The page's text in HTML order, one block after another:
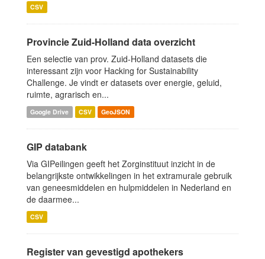
CSV
Provincie Zuid-Holland data overzicht
Een selectie van prov. Zuid-Holland datasets die
interessant zijn voor Hacking for Sustainability
Challenge. Je vindt er datasets over energie, geluid,
ruimte, agrarisch en...
Google Drive CSV GeoJSON
GIP databank
Via GIPeilingen geeft het Zorginstituut inzicht in de
belangrijkste ontwikkelingen in het extramurale gebruik
van geneesmiddelen en hulpmiddelen in Nederland en
de daarmee...
CSV
Register van gevestigd apothekers